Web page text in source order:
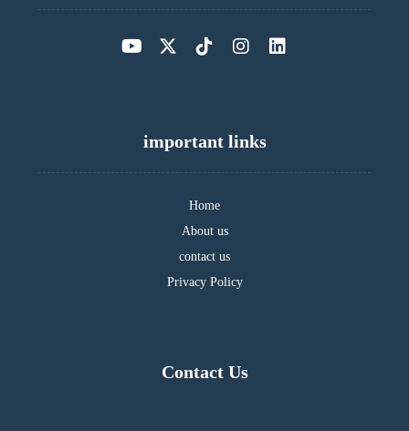
important links
Home
About us
contact us
Privacy Policy
Contact Us